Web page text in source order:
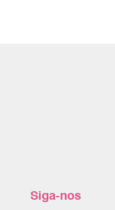
Siga-nos